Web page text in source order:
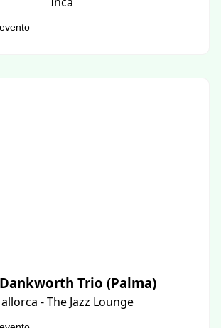
Trio (Palma)
- The Jazz Lounge